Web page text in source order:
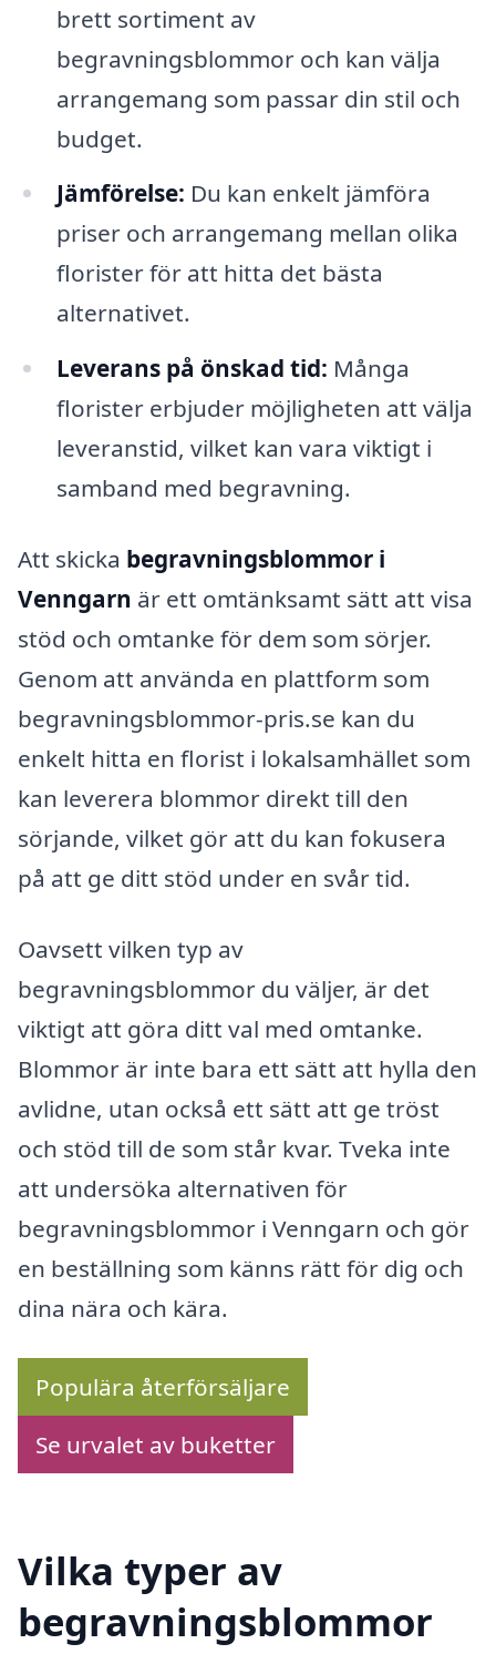
brett sortiment av
begravningsblommor och kan välja
arrangemang som passar din stil och
budget.
Jämförelse: Du kan enkelt jämföra
priser och arrangemang mellan olika
florister för att hitta det bästa
alternativet.
Leverans på önskad tid: Många
florister erbjuder möjligheten att välja
leveranstid, vilket kan vara viktigt i
samband med begravning.
Att skicka begravningsblommor i
Venngarn är ett omtänksamt sätt att visa
stöd och omtanke för dem som sörjer.
Genom att använda en plattform som
begravningsblommor-pris.se kan du
enkelt hitta en florist i lokalsamhället som
kan leverera blommor direkt till den
sörjande, vilket gör att du kan fokusera
på att ge ditt stöd under en svår tid.
Oavsett vilken typ av
begravningsblommor du väljer, är det
viktigt att göra ditt val med omtanke.
Blommor är inte bara ett sätt att hylla den
avlidne, utan också ett sätt att ge tröst
och stöd till de som står kvar. Tveka inte
att undersöka alternativen för
begravningsblommor i Venngarn och gör
en beställning som känns rätt för dig och
dina nära och kära.
Populära återförsäljare
Se urvalet av buketter
Vilka typer av
begravningsblommor